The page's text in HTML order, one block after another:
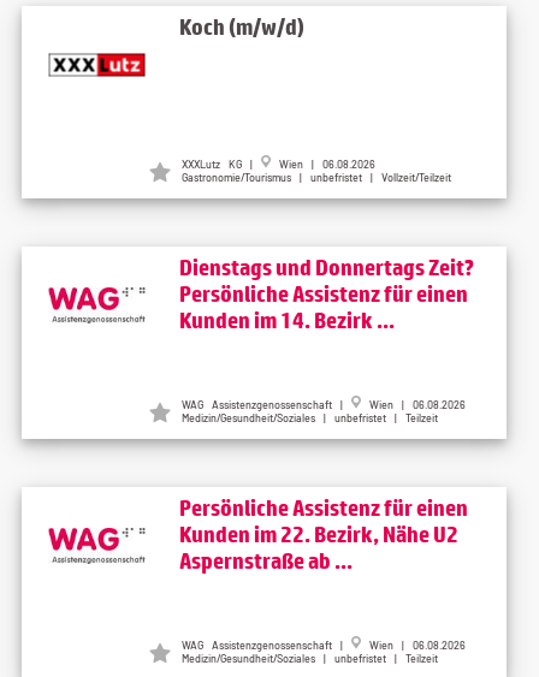
Koch (m/w/d)
XXXLutz KG |
Wien | 06.08.2026
Gastronomie/Tourismus | unbefristet | Vollzeit/Teilzeit
Dienstags und Donnertags Zeit?
Persönliche Assistenz für einen
Kunden im 14. Bezirk ...
WAG Assistenzgenossenschaft |
Wien | 06.08.2026
Medizin/Gesundheit/Soziales | unbefristet | Teilzeit
Persönliche Assistenz für einen
Kunden im 22. Bezirk, Nähe U2
Aspernstraße ab ...
WAG Assistenzgenossenschaft |
Wien | 06.08.2026
Medizin/Gesundheit/Soziales | unbefristet | Teilzeit